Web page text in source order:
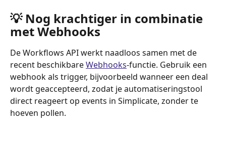
💡 Nog krachtiger in combinatie
met Webhooks
De Workflows API werkt naadloos samen met de
recent beschikbare Webhooks-functie. Gebruik een
webhook als trigger, bijvoorbeeld wanneer een deal
wordt geaccepteerd, zodat je automatiseringstool
direct reageert op events in Simplicate, zonder te
hoeven pollen.